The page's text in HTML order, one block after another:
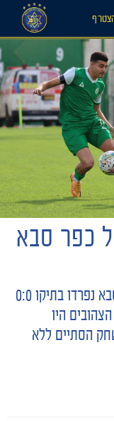
כפר סבא
קבוצת הנוער של המועדון והפועל כפר סבא נפרדו בתיקו 0:0
הצהובים היו
הסתיים ללא